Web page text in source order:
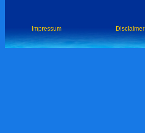
Impressum Disclaimer